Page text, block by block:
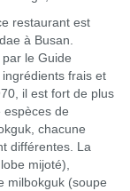
restaurant est
à Busan.
le Guide
frais et
il est fort de plus
de
chacune
différentes. La
mijoté),
milbokguk (soupe